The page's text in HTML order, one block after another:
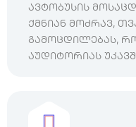
ავტობუსის
ქმნიან მოძრავ,
გამოცდილებას,
აუდიტორიას